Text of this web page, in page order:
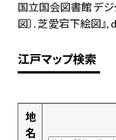
国立国会図書館 デジ
図〕. 芝愛宕下絵図』,
江戸マップ検索
地
名